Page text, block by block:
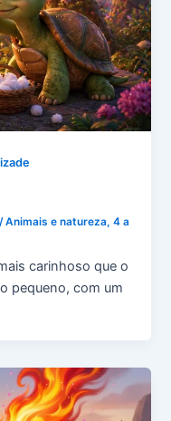
/Animais e natureza,4 a
carinhoso que o
pequeno, com um